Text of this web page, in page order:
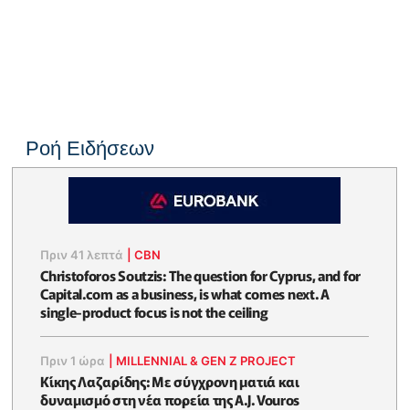
Ροή Ειδήσεων
Πριν 41 λεπτά |CBN
Christoforos Soutzis: The question for Cyprus, and for
Capital.com as a business, is what comes next. A
single-product focus is not the ceiling
Πριν 1 ώρα MILLENNIAL & GEN Z PROJECT
Κίκης Λαζαρίδης: Με σύγχρονη ματιά και
δυναμισμό στη νέα πορεία της A.J. Vouros